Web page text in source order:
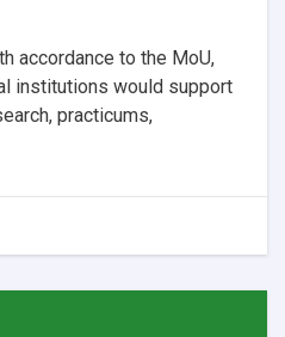
accordance to the MoU,
institutions would support
practicums,